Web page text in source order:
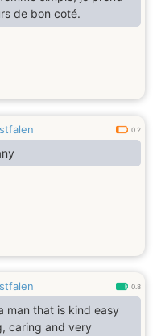
de bon coté.
0.2
0.8
man that is kind easy
caring and very